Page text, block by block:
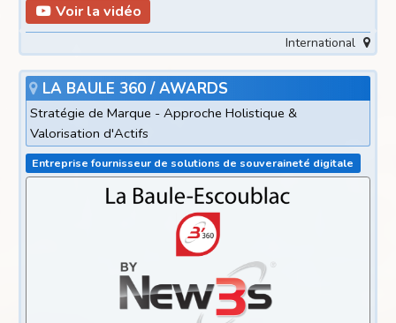
Voir la vidéo
International
LA BAULE 360 / AWARDS
Stratégie de Marque - Approche Holistique &
Valorisation d'Actifs
Entreprise fournisseur de solutions de souveraineté digitale